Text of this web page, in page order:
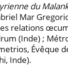
du
Mar
relations
(Inde) ;
Évêque
Inde).